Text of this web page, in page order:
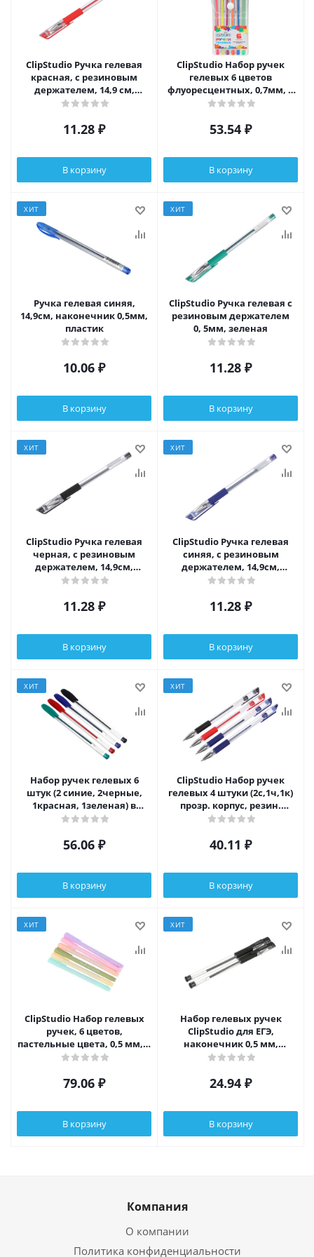
ClipStudio Ручка гелевая
красная, с резиновым
держателем, 14,9 см,
наконечник 0,5мм
11.28 ₽
В корзину
ClipStudio Набор ручек
гелевых 6 цветов
флуоресцентных, 0,7мм, в
ПВХ пенале с подвесом
53.54 ₽
В корзину
ХИТ
Ручка гелевая синяя,
14,9см, наконечник 0,5мм,
пластик
10.06 ₽
В корзину
ХИТ
ClipStudio Ручка гелевая с
резиновым держателем
0, 5мм, зеленая
11.28 ₽
В корзину
ХИТ
ClipStudio Ручка гелевая
черная, с резиновым
держателем, 14,9см,
наконечник 0,5мм
11.28 ₽
В корзину
ХИТ
ClipStudio Ручка гелевая
синяя, с резиновым
держателем, 14,9см,
наконечник 0,5мм
11.28 ₽
В корзину
ХИТ
Набор ручек гелевых 6
штук (2 синие, 2черные,
1красная, 1зеленая) в
пакете
56.06 ₽
В корзину
ХИТ
ClipStudio Набор ручек
гелевых 4 штуки (2с,1ч,1к)
прозр. корпус, резин.
держатель, 0,5мм, в пакете
40.11 ₽
В корзину
ХИТ
ClipStudio Набор гелевых
ручек, 6 цветов,
пастельные цвета, 0,5 мм, в
ПВХ пенале с подвесом
79.06 ₽
В корзину
ХИТ
Набор гелевых ручек
ClipStudio для ЕГЭ,
наконечник 0,5 мм,
черные, 2 шт
24.94 ₽
В корзину
Компания
О компании
Политика конфиденциальности